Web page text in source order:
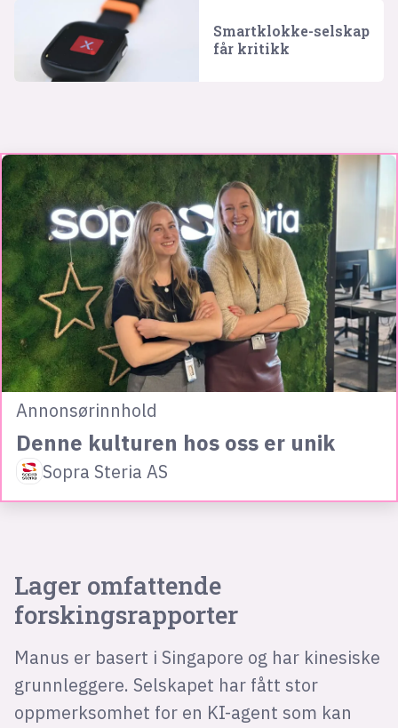
Smartklokke-selskap
får kritikk
Annonsørinnhold
Denne kulturen hos oss er unik
Sopra Steria AS
Lager omfattende
forskingsrapporter
Manus er basert i Singapore og har kinesiske
grunnleggere. Selskapet har fått stor
oppmerksomhet for en KI-agent som kan